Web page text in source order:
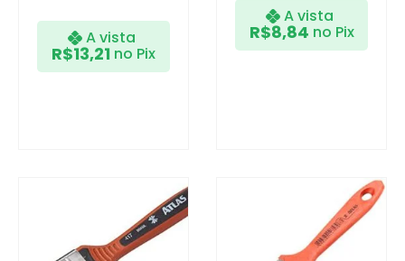
A vista
R$13,21 no Pix
A vista
R$8,84 no Pix